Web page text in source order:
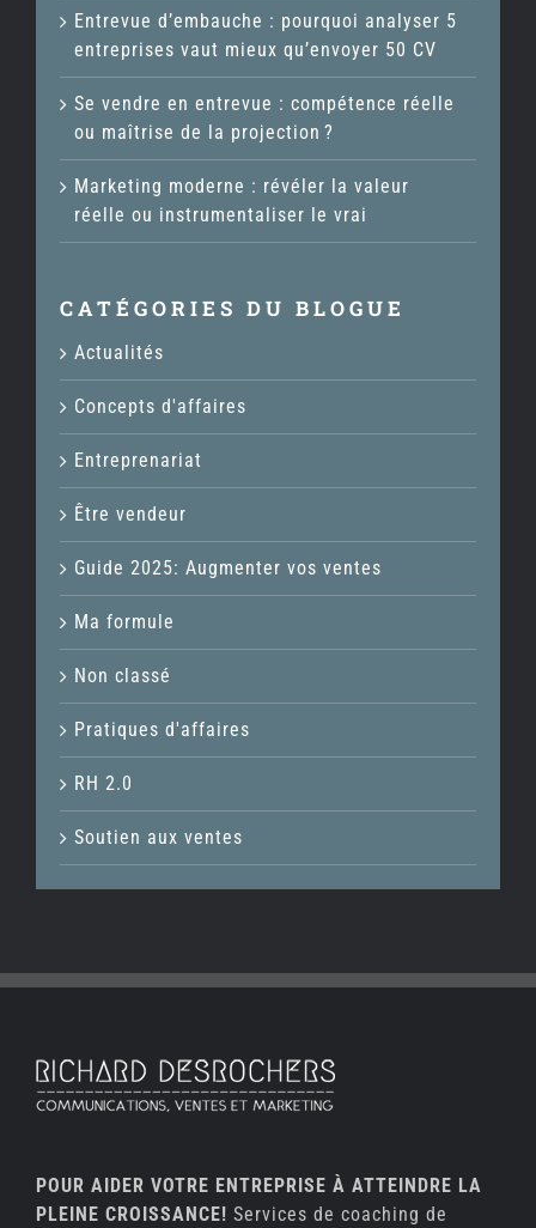
Entrevue d’embauche : pourquoi analyser 5
entreprises vaut mieux qu’envoyer 50 CV
Se vendre en entrevue : compétence réelle
ou maîtrise de la projection ?
Marketing moderne : révéler la valeur
réelle ou instrumentaliser le vrai
CATÉGORIES DU BLOGUE
Actualités
Concepts d'affaires
Entreprenariat
Être vendeur
Guide 2025: Augmenter vos ventes
Ma formule
Non classé
Pratiques d'affaires
RH 2.0
Soutien aux ventes
POUR AIDER VOTRE ENTREPRISE À ATTEINDRE LA
PLEINE CROISSANCE! Services de coaching de